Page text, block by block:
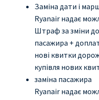
Заміна дати і
Ryanair надає
Штраф за зміни
пасажира +
нові квитки
купівля нових
заміна пасажира
Ryanair надає